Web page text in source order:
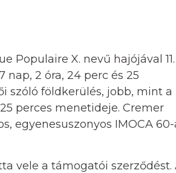
X. nevű hajójával 11.
2 óra, 24 perc és 25
szóló földkerülés, jobb, mint a
perces menetideje. Cremer
egyenesuszonyos IMOCA 60-
a támogatói szerződést.